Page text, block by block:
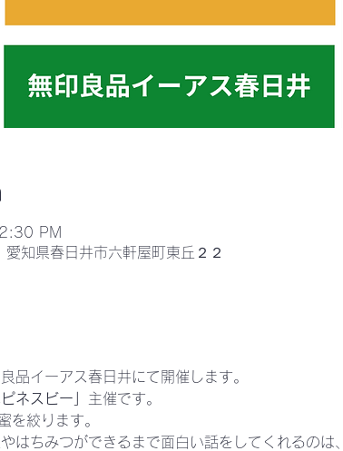
PM
知県春日井市六軒屋町東丘２２
品イーアス春日井にて開催します。
ピネスビー」 主催です。
を絞ります。
はちみつができるまで面白い話をしてくれるのは、